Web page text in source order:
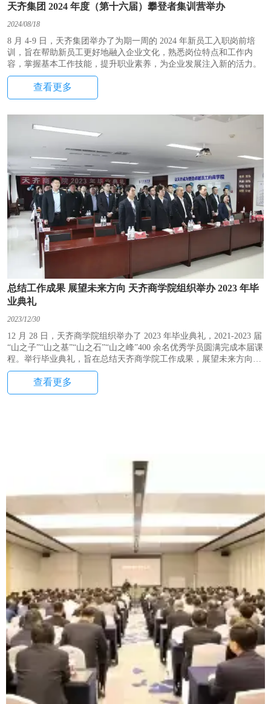
天齐集团 2024 年度（第十六届）攀登者集训营举办
2024/08/18
8 月 4-9 日，天齐集团举办了为期一周的 2024 年新员工入职岗前培
训，旨在帮助新员工更好地融入企业文化，熟悉岗位特点和工作内
容，掌握基本工作技能，提升职业素养，为企业发展注入新的活力。
查看更多
总结工作成果 展望未来方向 天齐商学院组织举办 2023 年毕
业典礼
2023/12/30
12 月 28 日，天齐商学院组织举办了 2023 年毕业典礼，2021-2023 届
“山之子”“山之基”“山之石”“山之峰”400 余名优秀学员圆满完成本届课
程。举行毕业典礼，旨在总结天齐商学院工作成果，展望未来方向，
表达对学员们持续学习、自我提升的肯定和发展期望，营造庄重、温
馨、富有仪式感的企业学习氛围，激励学员在推动企业发展、建设百
年天齐的道路上奋发进取、阔步新征程。
查看更多